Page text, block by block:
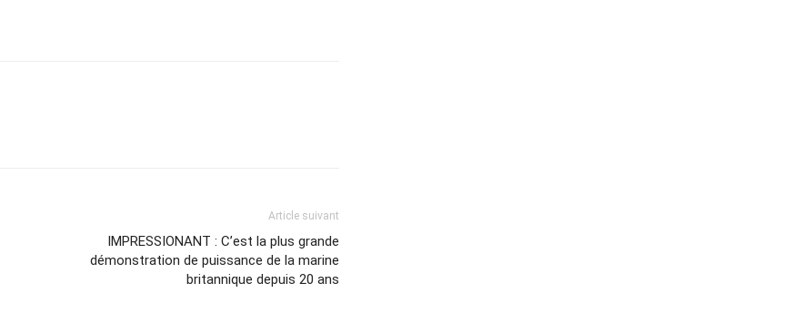
Article suivant
IMPRESSIONANT : C’est la plus grande
démonstration de puissance de la marine
britannique depuis 20 ans